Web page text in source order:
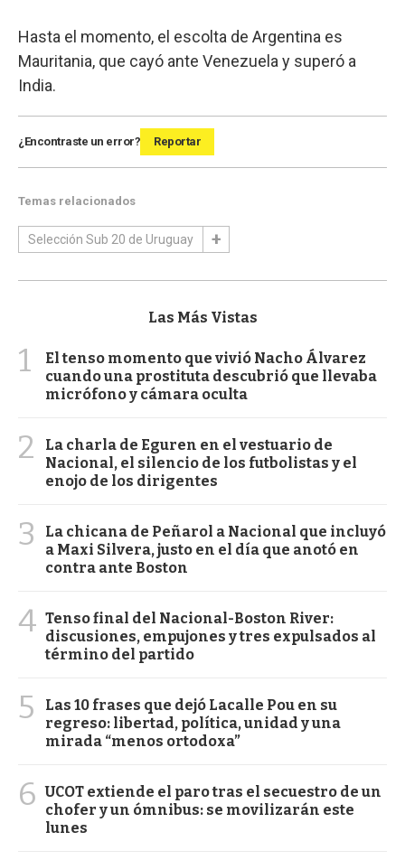
Hasta el momento, el escolta de Argentina es
Mauritania, que cayó ante Venezuela y superó a
India.
¿Encontraste un error? Reportar
Temas relacionados
Selección Sub 20 de Uruguay
Las Más Vistas
1
El tenso momento que vivió Nacho Álvarez
cuando una prostituta descubrió que llevaba
micrófono y cámara oculta
2
La charla de Eguren en el vestuario de
Nacional, el silencio de los futbolistas y el
enojo de los dirigentes
3
La chicana de Peñarol a Nacional que incluyó
a Maxi Silvera, justo en el día que anotó en
contra ante Boston
4 Tenso final del Nacional-Boston River:
discusiones, empujones y tres expulsados al
término del partido
5
Las 10 frases que dejó Lacalle Pou en su
regreso: libertad, política, unidad y una
mirada “menos ortodoxa”
6 UCOT extiende el paro tras el secuestro de un
chofer y un ómnibus: se movilizarán este
lunes